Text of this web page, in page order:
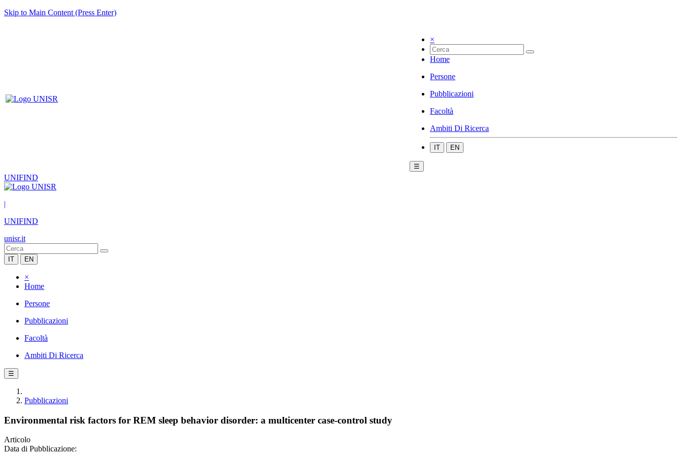
Skip to Main Content (Press Enter)
×
Home
Persone
Pubblicazioni
Facoltà
Ambiti Di Ricerca
IT EN
☰
UNIFIND
|
UNIFIND
unisr.it
IT EN
×
Home
Persone
Pubblicazioni
Facoltà
Ambiti Di Ricerca
☰
Pubblicazioni
Environmental risk factors for REM sleep behavior disorder: a multicenter case-control study
Articolo
Data di Pubblicazione: